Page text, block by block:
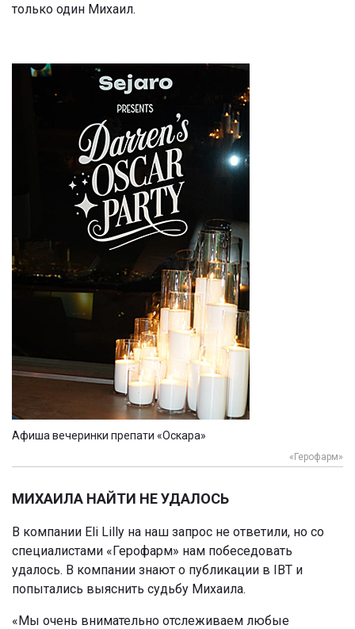
только один Михаил.
Афиша вечеринки препати «Оскара»
«Герофарм»
МИХАИЛА НАЙТИ НЕ УДАЛОСЬ
В компании Eli Lilly на наш запрос не ответили, но со
специалистами «Герофарм» нам побеседовать
удалось. В компании знают о публикации в IBT и
попытались выяснить судьбу Михаила.
«Мы очень внимательно отслеживаем любые